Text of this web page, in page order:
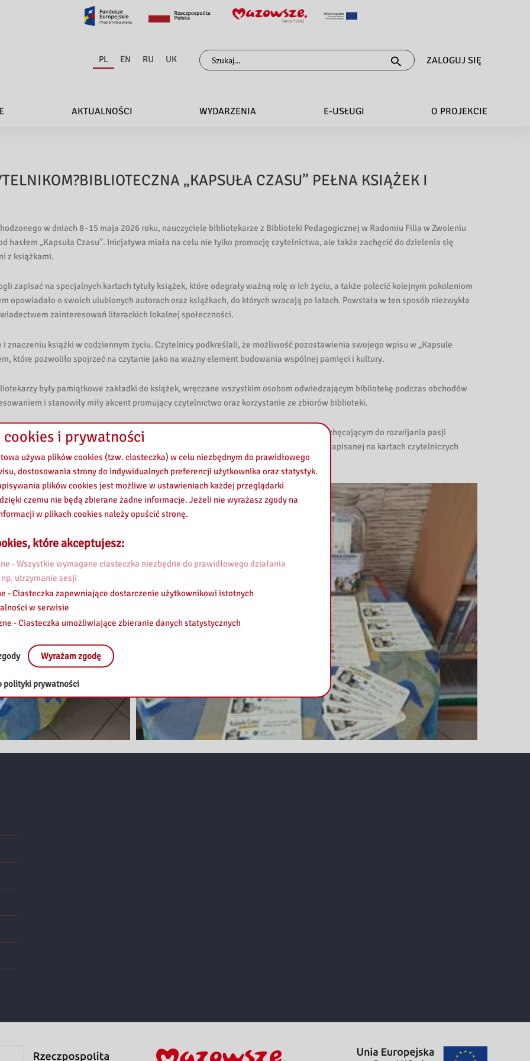
PL EN RU UK
Szukaj
dla:
ZALOGUJ SIĘ
AKTUALNOŚCI WYDARZENIA E-USŁUGI O PROJEKCIE
„KAPSUŁA CZASU” PEŁNA KSIĄŻEK I
w dniach 8–15 maja 2026 roku, nauczyciele bibliotekarze z Biblioteki Pedagogicznej w Radomiu Filia w Zwoleniu
„Kapsuła Czasu”. Inicjatywa miała na celu nie tylko promocję czytelnictwa, ale także zachęcić do dzielenia się
z książkami.
zapisać na specjalnych kartach tytuły książek, które odegrały ważną rolę w ich życiu, a także polecić kolejnym pokoleniom
opowiadało o swoich ulubionych autorach oraz książkach, do których wracają po latach. Powstała w ten sposób niezwykła
zainteresowań literackich lokalnej społeczności.
znaczeniu książki w codziennym życiu. Czytelnicy podkreślali, że możliwość pozostawienia swojego wpisu w „Kapsule
które pozwoliło spojrzeć na czytanie jako na ważny element budowania wspólnej pamięci i kultury.
były pamiątkowe zakładki do książek, wręczane wszystkim osobom odwiedzającym bibliotekę podczas obchodów
i stanowiły miły akcent promujący czytelnictwo oraz korzystanie ze zbiorów biblioteki.
jest miejscem integrującym społeczność, inspirującym do rozmów o książkach i zachęcającym do rozwijania pasji
uczestnikom za obecność, aktywny udział i wspólne tworzenie wyjątkowej historii zapisanej na kartach czytelniczych
i prywatności
używa plików cookies (tzw. ciasteczka) w celu niezbędnym do prawidłowego
dostosowania strony do indywidualnych preferencji użytkownika oraz statystyk.
plików cookies jest możliwe w ustawieniach każdej przeglądarki
czemu nie będą zbierane żadne informacje. Jeżeli nie wyrażasz zgody na
w plikach cookies należy opuścić stronę.
które akceptujesz:
- Wszystkie wymagane ciasteczka niezbędne do prawidłowego działania
utrzymanie sesji
- Ciasteczka zapewniające dostarczenie użytkownikowi istotnych
w serwisie
- Ciasteczka umożliwiające zbieranie danych statystycznych
Wyrażam zgodę
polityki prywatności